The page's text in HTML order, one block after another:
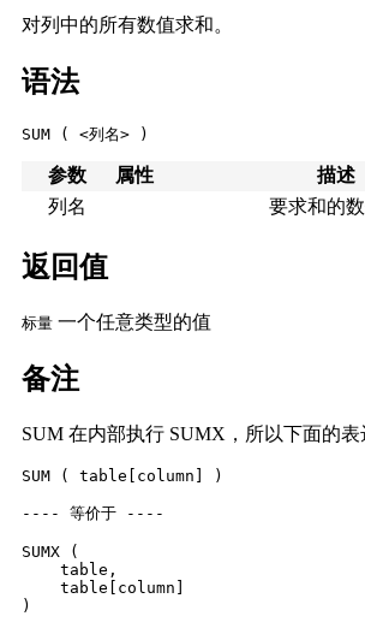
对列中的所有数值求和。
语法
SUM ( <列名> )
参数 属性
描述
列名
要求和的
返回值
标量 一个任意类型的值
备注
SUM 在内部执行 SUMX，所以下面的表
SUM ( table[column] )
---- 等价于 ----
SUMX (
    table,
    table[column]
)